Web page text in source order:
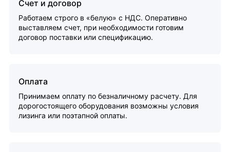
Счет и договор
Работаем строго в «белую» с НДС. Оперативно
выставляем счет, при необходимости готовим
договор поставки или спецификацию.
Оплата
Принимаем оплату по безналичному расчету. Для
дорогостоящего оборудования возможны условия
лизинга или поэтапной оплаты.